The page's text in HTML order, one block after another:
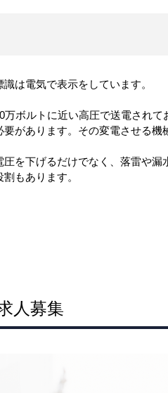
は電気で表示をしています。
万ボルトに近い高圧で送電され
があります。その変電させる機
を下げるだけでなく、落雷や漏
もあります。
人募集